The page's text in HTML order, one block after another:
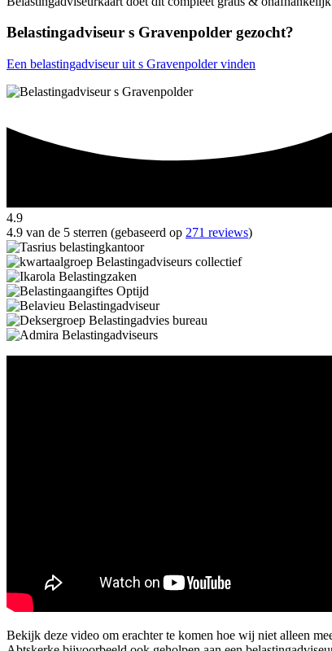
Belastingadviseur s Gravenpolder gezocht?
Een belastingadviseur uit s Gravenpolder vinden
4.9
4.9 van de 5 sterren (gebaseerd op 271 reviews)
Bekijk deze video om erachter te komen hoe wij niet alleen